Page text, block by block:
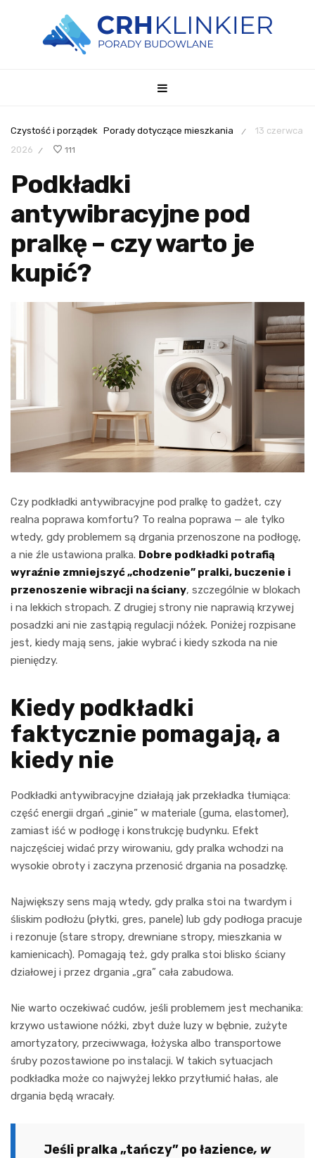
Czystość i porządek Porady dotyczące mieszkania /
13 czerwca
2026
/ 111
Podkładki
antywibracyjne pod
pralkę – czy warto je
kupić?
Czy podkładki antywibracyjne pod pralkę to gadżet, czy
realna poprawa komfortu? To realna poprawa — ale tylko
wtedy, gdy problemem są drgania przenoszone na podłogę,
a nie źle ustawiona pralka. Dobre podkładki potrafią
wyraźnie zmniejszyć „chodzenie” pralki, buczenie i
przenoszenie wibracji na ściany, szczególnie w blokach
i na lekkich stropach. Z drugiej strony nie naprawią krzywej
posadzki ani nie zastąpią regulacji nóżek. Poniżej rozpisane
jest, kiedy mają sens, jakie wybrać i kiedy szkoda na nie
pieniędzy.
Kiedy podkładki
faktycznie pomagają, a
kiedy nie
Podkładki antywibracyjne działają jak przekładka tłumiąca:
część energii drgań „ginie” w materiale (guma, elastomer),
zamiast iść w podłogę i konstrukcję budynku. Efekt
najczęściej widać przy wirowaniu, gdy pralka wchodzi na
wysokie obroty i zaczyna przenosić drgania na posadzkę.
Największy sens mają wtedy, gdy pralka stoi na twardym i
śliskim podłożu (płytki, gres, panele) lub gdy podłoga pracuje
i rezonuje (stare stropy, drewniane stropy, mieszkania w
kamienicach). Pomagają też, gdy pralka stoi blisko ściany
działowej i przez drgania „gra” cała zabudowa.
Nie warto oczekiwać cudów, jeśli problemem jest mechanika:
krzywo ustawione nóżki, zbyt duże luzy w bębnie, zużyte
amortyzatory, przeciwwaga, łożyska albo transportowe
śruby pozostawione po instalacji. W takich sytuacjach
podkładka może co najwyżej lekko przytłumić hałas, ale
drgania będą wracały.
Jeśli pralka „tańczy” po łazience, w